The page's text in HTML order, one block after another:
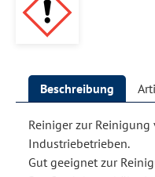
Beschreibung
Reiniger zur
Industriebetrieben.
Gut geeignet zur